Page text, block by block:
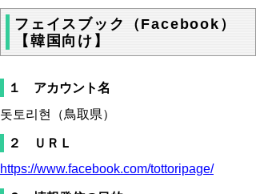
フェイスブック（Facebook）
【韓国向け】
１ アカウント名
돗토리현（鳥取県）
２ ＵＲＬ
https://www.facebook.com/tottoripage/